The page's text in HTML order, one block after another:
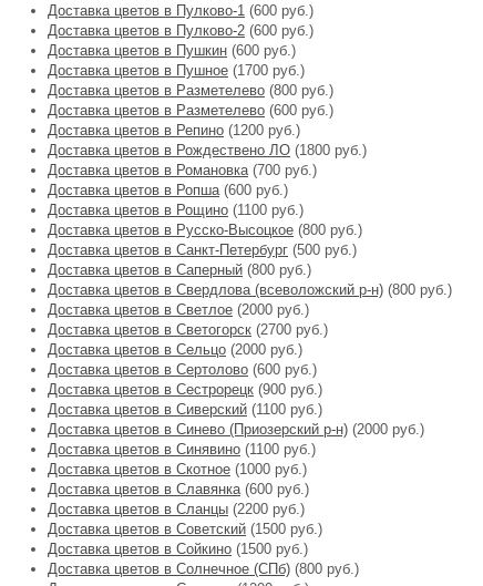
Доставка цветов в Пулково-1 (600 руб.)
Доставка цветов в Пулково-2 (600 руб.)
Доставка цветов в Пушкин (600 руб.)
Доставка цветов в Пушное (1700 руб.)
Доставка цветов в Разметелево (800 руб.)
Доставка цветов в Разметелево (600 руб.)
Доставка цветов в Репино (1200 руб.)
Доставка цветов в Рождествено ЛО (1800 руб.)
Доставка цветов в Романовка(700 руб.)
Доставка цветов в Ропша(600 руб.)
Доставка цветов в Рощино (1100 руб.)
Доставка цветов в Русско-Высоцкое (800 руб.)
Доставка цветов в Санкт-Петербург (500 руб.)
Доставка цветов в Саперный (800 руб.)
Доставка цветов в Свердлова (всеволожский р-н) (800 руб.)
Доставка цветов в Светлое (2000 руб.)
Доставка цветов в Светогорск (2700 руб.)
Доставка цветов в Сельцо (2000 руб.)
Доставка цветов в Сертолово (600 руб.)
Доставка цветов в Сестрорецк (900 руб.)
Доставка цветов в Сиверский (1100 руб.)
Доставка цветов в Синево (Приозерский р-н) (2000 руб.)
Доставка цветов в Синявино (1100 руб.)
Доставка цветов в Скотное (1000 руб.)
Доставка цветов в Славянка(600 руб.)
Доставка цветов в Сланцы (2200 руб.)
Доставка цветов в Советский (1500 руб.)
Доставка цветов в Сойкино (1500 руб.)
Доставка цветов в Солнечное (СПб) (800 руб.)